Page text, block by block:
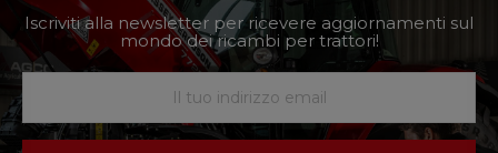
Iscriviti alla newsletter per ricevere aggiornamenti sul
mondo dei ricambi per trattori!